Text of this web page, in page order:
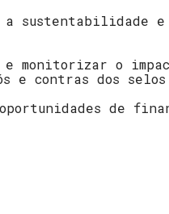
sustentabilidade
e monitorizar o
e contras dos
de